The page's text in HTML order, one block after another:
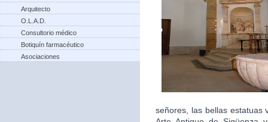
Arquitecto
O.L.A.D.
Consultorio médico
Botiquín farmacéutico
Asociaciones
señores, las bellas estatuas